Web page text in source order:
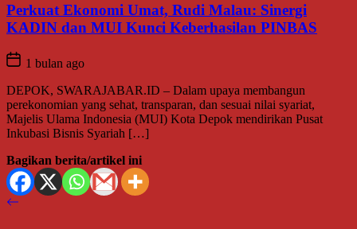
Perkuat Ekonomi Umat, Rudi Malau: Sinergi
KADIN dan MUI Kunci Keberhasilan PINBAS
1 bulan ago
DEPOK, SWARAJABAR.ID – Dalam upaya membangun
perekonomian yang sehat, transparan, dan sesuai nilai syariat,
Majelis Ulama Indonesia (MUI) Kota Depok mendirikan Pusat
Inkubasi Bisnis Syariah […]
Bagikan berita/artikel ini